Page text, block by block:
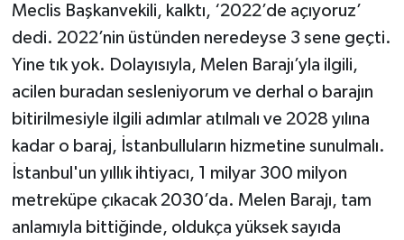
Meclis Başkanvekili, kalktı, ‘2022’de açıyoruz’
dedi. 2022’nin üstünden neredeyse 3 sene geçti.
Yine tık yok. Dolayısıyla, Melen Barajı’yla ilgili,
acilen buradan sesleniyorum ve derhal o barajın
bitirilmesiyle ilgili adımlar atılmalı ve 2028 yılına
kadar o baraj, İstanbulluların hizmetine sunulmalı.
İstanbul'un yıllık ihtiyacı, 1 milyar 300 milyon
metreküpe çıkacak 2030’da. Melen Barajı, tam
anlamıyla bittiğinde, oldukça yüksek sayıda